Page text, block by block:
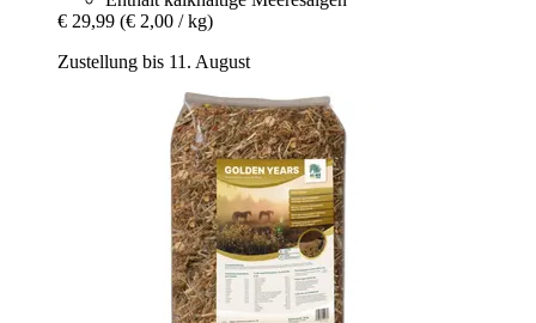
€ 29,99 (€ 2,00 / kg)
Zustellung bis 11. August